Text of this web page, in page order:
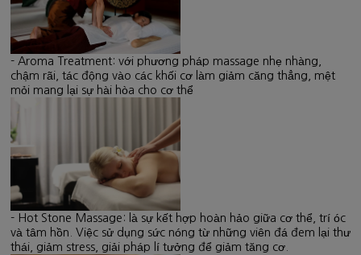
- Aroma Treatment: với phương pháp massage nhẹ nhàng,
chậm rãi, tác động vào các khối cơ làm giảm căng thẳng, mệt
mỏi mang lại sự hài hòa cho cơ thể
- Hot Stone Massage: là sự kết hợp hoàn hảo giữa cơ thể, trí óc
và tâm hồn. Việc sử dụng sức nóng từ những viên đá đem lại thư
thái, giảm stress, giải pháp lí tưởng để giảm tăng cơ.